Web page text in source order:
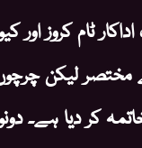
ٹام کروز اور
لیکن
کر دیا ہے۔